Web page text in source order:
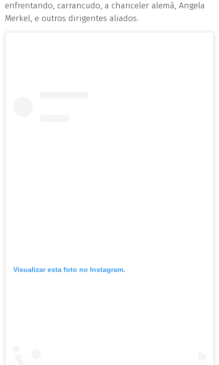
enfrentando, carrancudo, a chanceler alemã, Angela
Merkel, e outros dirigentes aliados.
Visualizar esta foto no Instagram.